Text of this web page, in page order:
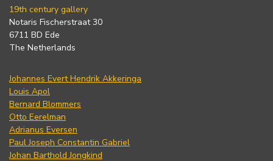
19th century gallery
Notaris Fischerstraat 30
6711 BD Ede
The Netherlands
Johannes Evert Hendrik Akkeringa
Louis Apol
Bernard Blommers
Otto Eerelman
Adrianus Eversen
Paul Joseph Constantin Gabriel
Johan Barthold Jongkind